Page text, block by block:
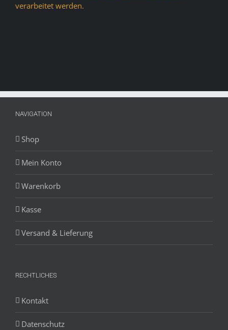
verarbeitet werden.
NAVIGATION
Shop
Mein Konto
Warenkorb
Kasse
Versand & Lieferung
RECHTLICHES
Kontakt
Datenschutz